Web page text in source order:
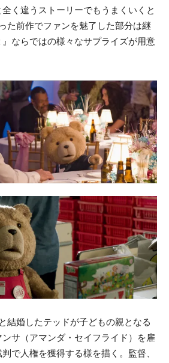
く違うストーリーでもうまくいくと
た前作でファンを魅了した部分は継
ならではの様々なサプライズが用意
結婚したテッドが子どもの親となる
サ（アマンダ・セイフライド）を雇
で人権を獲得する様を描く。監督、